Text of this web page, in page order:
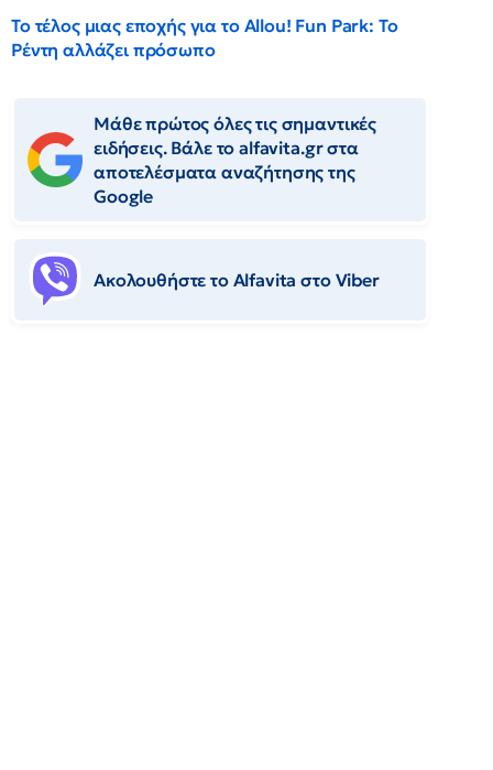
Το τέλος μιας εποχής για το Allou! Fun Park: Το
Ρέντη αλλάζει πρόσωπο
Μάθε πρώτος όλες τις σημαντικές
ειδήσεις. Βάλε το alfavita.gr στα
αποτελέσματα αναζήτησης της
Google
Ακολουθήστε το Αlfavita στο Viber